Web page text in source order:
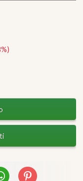
%)
Pinterest